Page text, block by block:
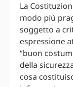
La
modo più
soggetto a
espressione
“buon
della
cosa